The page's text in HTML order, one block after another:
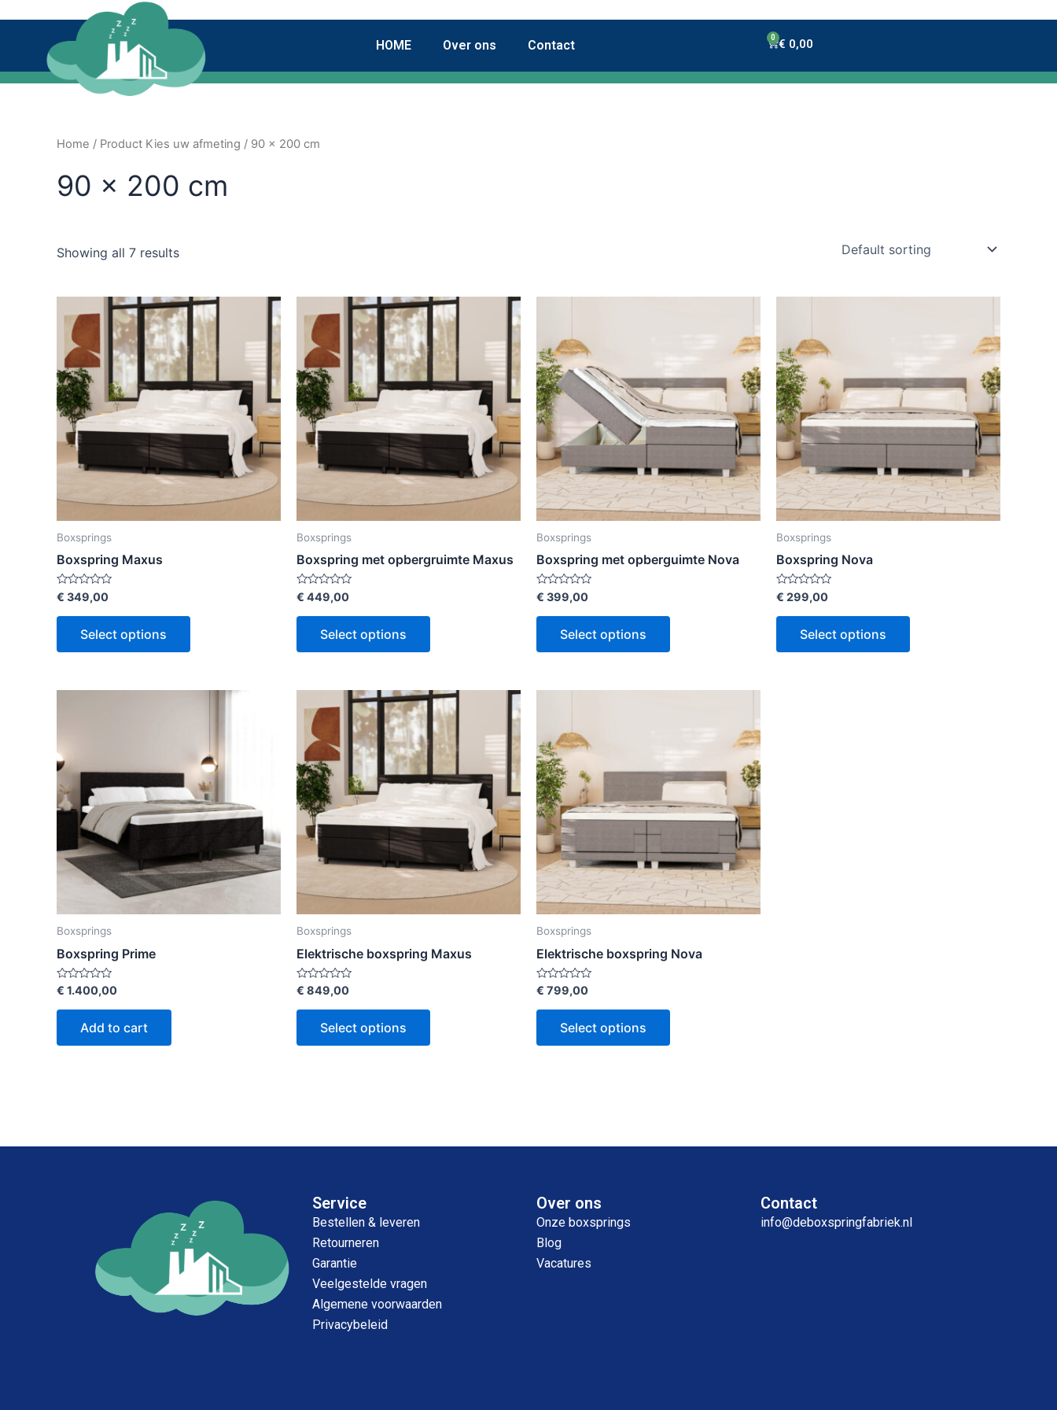
inhoud
HOME Over ons Contact € 0,00
0 Winkelwagen
Home / Product Kies uw afmeting / 90 x 200 cm
90 x 200 cm
Showing all 7 results
Boxsprings
Boxspring Maxus
Rated
0
out
€ 349,00
Select options
Boxsprings
Boxspring met opbergruimte Maxus
Rated
0
out
€ 449,00
Select options
Boxsprings
Boxspring met opberguimte Nova
Rated
0
out
€ 399,00
Select options
Boxsprings
Boxspring Nova
Rated
0
out
€ 299,00
Select options
Boxsprings
Boxspring Prime
Rated
out
€ 1.400,00
Add to cart
Boxsprings
Elektrische boxspring Maxus
Rated
out
€ 849,00
Select options
Boxsprings
Elektrische boxspring Nova
Rated
out
€ 799,00
Select options
Service
Bestellen & leveren
Retourneren
Garantie
Veelgestelde vragen
Algemene voorwaarden
Privacybeleid
Over ons
Onze boxsprings
Blog
Vacatures
Contact
info@deboxspringfabriek.nl